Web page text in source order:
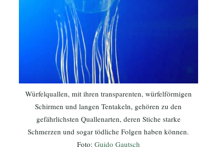
Würfelquallen, mit ihren transparenten, würfelförmigen
Schirmen und langen Tentakeln, gehören zu den
gefährlichsten Quallenarten, deren Stiche starke
Schmerzen und sogar tödliche Folgen haben können.
Foto: Guido Gautsch